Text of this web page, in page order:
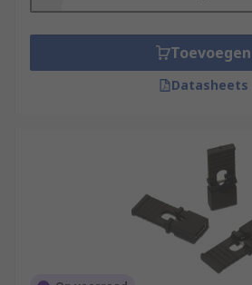
Toevoegen
Datasheets